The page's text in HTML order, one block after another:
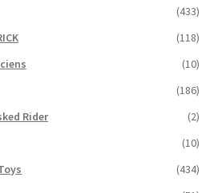
(433)
(118)
(10)
(186)
Rider
(2)
(10)
(434)